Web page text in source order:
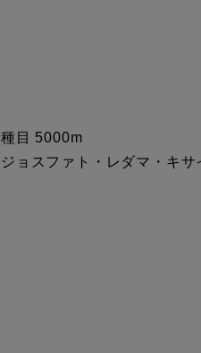
種目 5000m
ジョスファト・レダマ・キ